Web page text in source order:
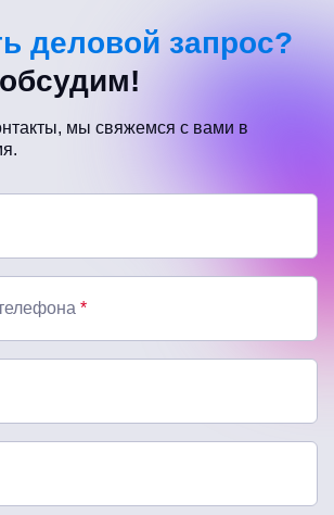
деловой запрос?
мы свяжемся с вами в
*